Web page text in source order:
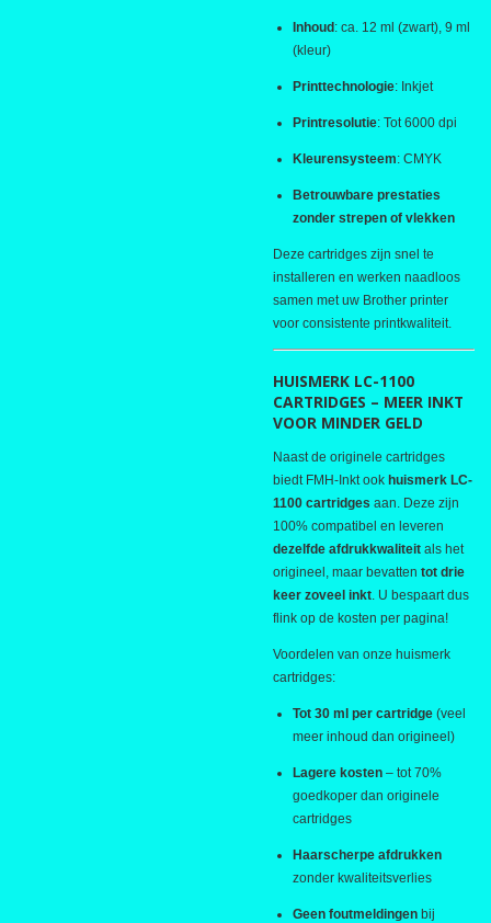
Inhoud: ca. 12 ml (zwart), 9 ml
(kleur)
Printtechnologie: Inkjet
Printresolutie: Tot 6000 dpi
Kleurensysteem: CMYK
Betrouwbare prestaties
zonder strepen of vlekken
Deze cartridges zijn snel te
installeren en werken naadloos
samen met uw Brother printer
voor consistente printkwaliteit.
HUISMERK LC-1100
CARTRIDGES – MEER INKT
VOOR MINDER GELD
Naast de originele cartridges
biedt FMH-Inkt ook huismerk LC-
1100 cartridges aan. Deze zijn
100% compatibel en leveren
dezelfde afdrukkwaliteit als het
origineel, maar bevatten tot drie
keer zoveel inkt . U bespaart dus
flink op de kosten per pagina!
Voordelen van onze huismerk
cartridges:
Tot 30 ml per cartridge (veel
meer inhoud dan origineel)
Lagere kosten – tot 70%
goedkoper dan originele
cartridges
Haarscherpe afdrukken
zonder kwaliteitsverlies
Geen foutmeldingen bij